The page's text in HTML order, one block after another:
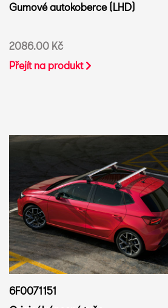
Gumové autokoberce (LHD)
2086.00 Kč
Přejít na produkt
6F0071151